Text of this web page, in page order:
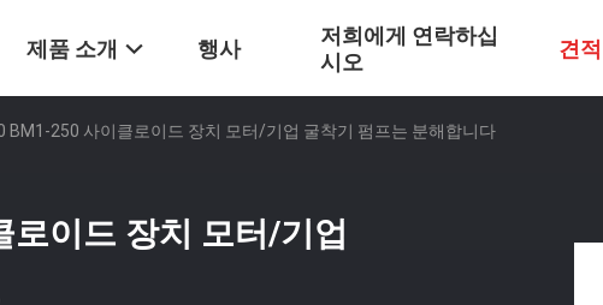
제품 소개 행사
저희에게 연락하십
시오
견
BM1-250 사이클로이드 장치 모터/기업 굴착기 펌프는 분해합니다
이드 장치 모터/기업